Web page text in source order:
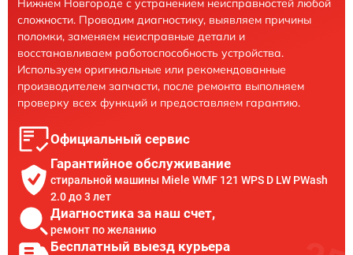
Нижнем Новгороде с устранением неисправностей любой
сложности. Проводим диагностику, выявляем причины
поломки, заменяем неисправные детали и
восстанавливаем работоспособность устройства.
Используем оригинальные или рекомендованные
производителем запчасти, после ремонта выполняем
проверку всех функций и предоставляем гарантию.
Официальный сервис
Гарантийное обслуживание
стиральной машины Miele WMF 121 WPS D LW PWash
2.0 до 3 лет
Диагностика за наш счет,
ремонт по желанию
Бесплатный выезд курьера